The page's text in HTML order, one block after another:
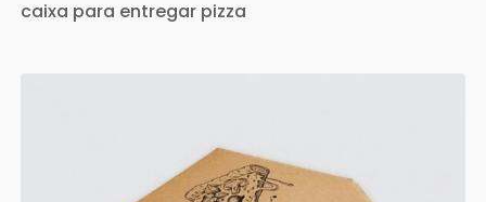
caixa para entregar pizza